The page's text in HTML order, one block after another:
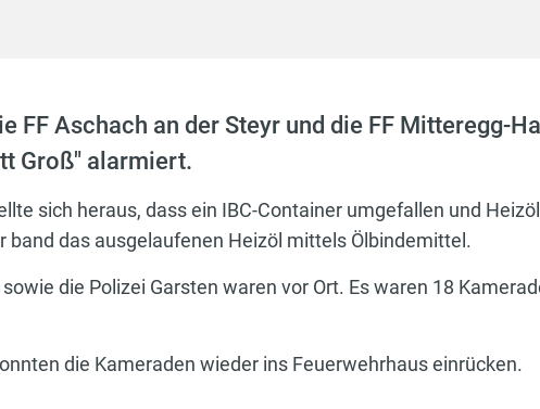
FF Aschach an der Steyr und die FF Mitteregg-
Groß" alarmiert.
sich heraus, dass ein IBC-Container umgefallen und
band das ausgelaufenen Heizöl mittels Ölbindemittel.
die Polizei Garsten waren vor Ort. Es waren 18
die Kameraden wieder ins Feuerwehrhaus einrücken.